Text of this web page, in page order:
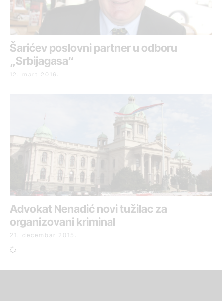
Šarićev poslovni partner u odboru
„Srbijagasa“
12. mart 2016.
Advokat Nenadić novi tužilac za
organizovani kriminal
21. decembar 2015.